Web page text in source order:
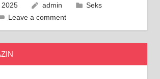
2025 admin
Seks
Leave a comment